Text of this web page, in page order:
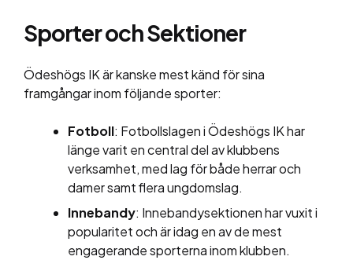
Sporter och Sektioner
Ödeshögs IK är kanske mest känd för sina
framgångar inom följande sporter:
Fotboll: Fotbollslagen i Ödeshögs IK har
länge varit en central del av klubbens
verksamhet, med lag för både herrar och
damer samt flera ungdomslag.
Innebandy: Innebandysektionen har vuxit i
popularitet och är idag en av de mest
engagerande sporterna inom klubben.